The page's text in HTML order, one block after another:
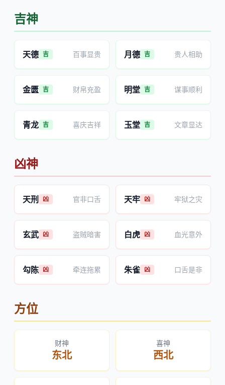
吉神
天德 吉 百事显贵 月德 吉 贵人相助
金匮 吉 财帛充盈 明堂 吉 谋事顺利
青龙 吉 喜庆吉祥 玉堂 吉 文章显达
凶神
天刑 凶 官非口舌 天牢 凶 牢狱之灾
玄武 凶 盗贼暗害 白虎 凶 血光意外
勾陈 凶 牵连拖累 朱雀 凶 口舌是非
方位
财神
东北
喜神
西北